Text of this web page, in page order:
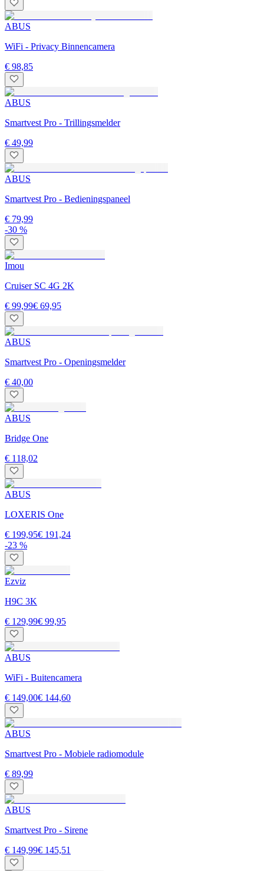
ABUS
WiFi - Privacy Binnencamera
€ 98,85
ABUS
Smartvest Pro - Trillingsmelder
€ 49,99
ABUS
Smartvest Pro - Bedieningspaneel
€ 79,99
-30 %
Imou
Cruiser SC 4G 2K
€ 99,99€ 69,95
ABUS
Smartvest Pro - Openingsmelder
€ 40,00
ABUS
Bridge One
€ 118,02
ABUS
LOXERIS One
€ 199,95€ 191,24
-23 %
Ezviz
H9C 3K
€ 129,99€ 99,95
ABUS
WiFi - Buitencamera
€ 149,00€ 144,60
ABUS
Smartvest Pro - Mobiele radiomodule
€ 89,99
ABUS
Smartvest Pro - Sirene
€ 149,99€ 145,51